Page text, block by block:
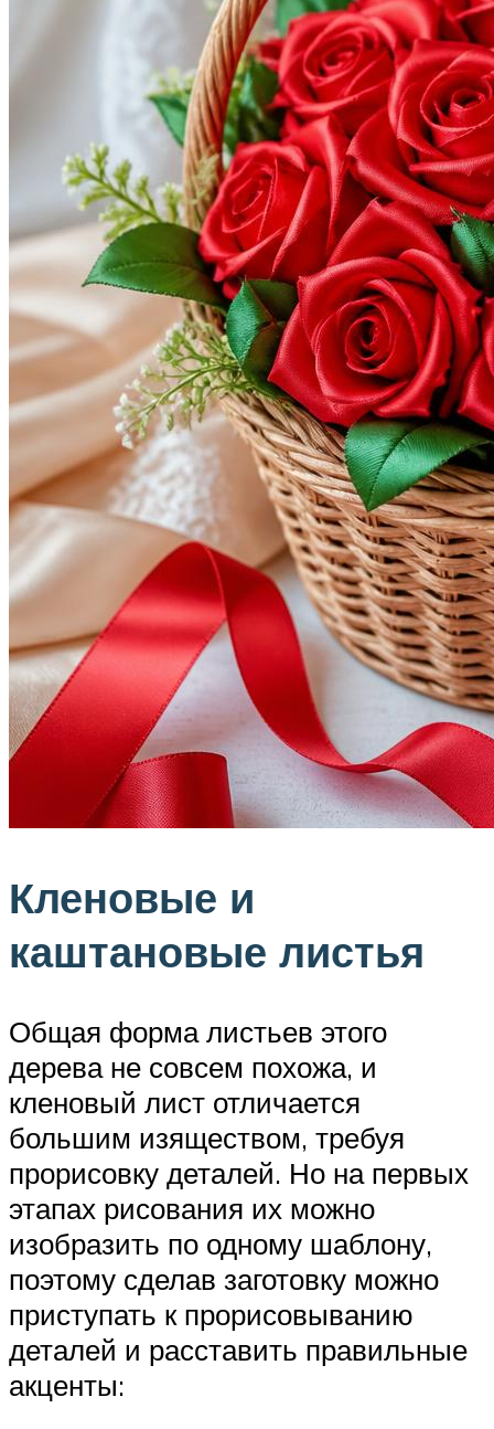
Кленовые и
каштановые листья
Общая форма листьев этого
дерева не совсем похожа, и
кленовый лист отличается
большим изяществом, требуя
прорисовку деталей. Но на первых
этапах рисования их можно
изобразить по одному шаблону,
поэтому сделав заготовку можно
приступать к прорисовыванию
деталей и расставить правильные
акценты: